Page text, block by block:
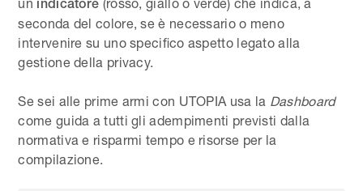
indicatore
seconda del colore, se è necessario o meno
intervenire su uno specifico aspetto legato alla
gestione della privacy.
Se sei alle prime armi con UTOPIA usa la Dashboard
come guida a tutti gli adempimenti previsti dalla
normativa e risparmi tempo e risorse per la
compilazione.